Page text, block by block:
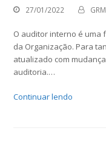
27/01/2022
O auditor interno é uma
da Organização. Para
atualizado com
auditoria.…
Continuar lendo